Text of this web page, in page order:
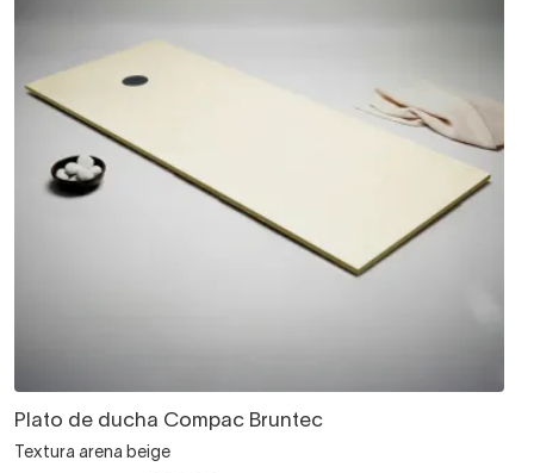
Plato de ducha Compac Bruntec
Textura arena beige